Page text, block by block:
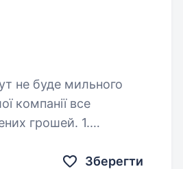
компанії все
грошей. 1.
Зберегти